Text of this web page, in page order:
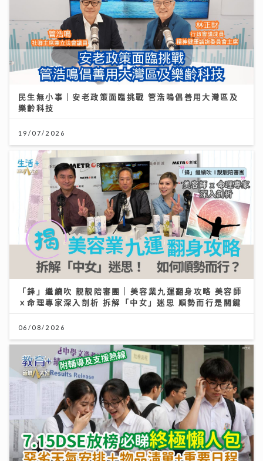
民生無小事｜安老政策面臨挑戰 管浩鳴倡善用大灣區及
樂齡科技
19/07/2026
「鋒」繼續吹 靚靚陪審團 | 美容業九運翻身攻略 美容師
ｘ命理專家深入剖析 拆解「中女」迷思 順勢而行是關鍵
06/08/2026